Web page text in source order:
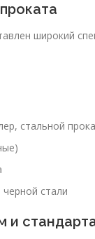
широкий
стальной
стали
и